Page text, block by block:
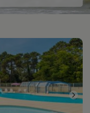
en las playas del océano
con toda tranquilidad.